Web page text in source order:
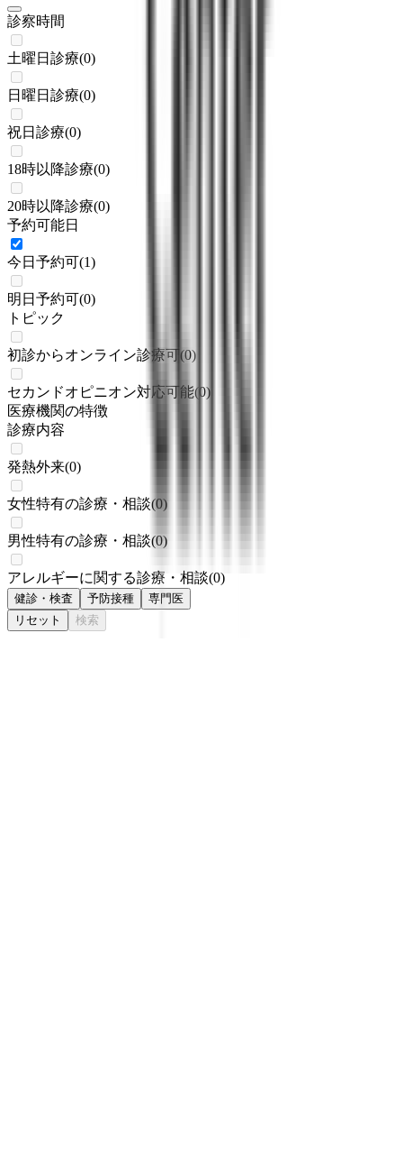
診察時間
土曜日診療(0)
日曜日診療(0)
祝日診療(0)
18時以降診療(0)
20時以降診療(0)
予約可能日
今日予約可(1)
明日予約可(0)
トピック
初診からオンライン診療可(0)
セカンドオピニオン対応可能(0)
医療機関の特徴
診療内容
発熱外来(0)
女性特有の診療・相談(0)
男性特有の診療・相談(0)
アレルギーに関する診療・相談(0)
健診・検査 予防接種
専門医
リセット
検索